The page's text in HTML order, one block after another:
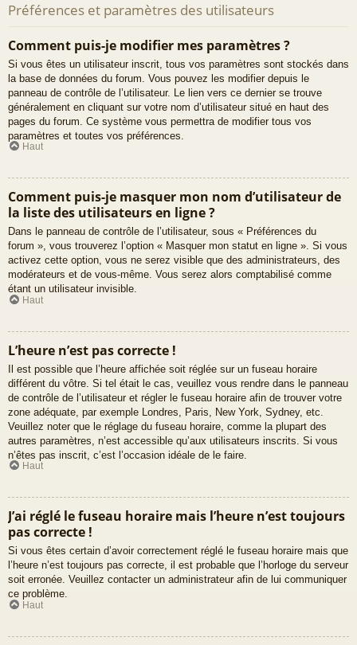
Préférences et paramètres des utilisateurs
Comment puis-je modifier mes paramètres ?
Si vous êtes un utilisateur inscrit, tous vos paramètres sont stockés dans
la base de données du forum. Vous pouvez les modifier depuis le
panneau de contrôle de l’utilisateur. Le lien vers ce dernier se trouve
généralement en cliquant sur votre nom d’utilisateur situé en haut des
pages du forum. Ce système vous permettra de modifier tous vos
paramètres et toutes vos préférences.
Haut
Comment puis-je masquer mon nom d’utilisateur de
la liste des utilisateurs en ligne ?
Dans le panneau de contrôle de l’utilisateur, sous « Préférences du
forum », vous trouverez l’option « Masquer mon statut en ligne ». Si vous
activez cette option, vous ne serez visible que des administrateurs, des
modérateurs et de vous-même. Vous serez alors comptabilisé comme
étant un utilisateur invisible.
Haut
L’heure n’est pas correcte !
Il est possible que l’heure affichée soit réglée sur un fuseau horaire
différent du vôtre. Si tel était le cas, veuillez vous rendre dans le panneau
de contrôle de l’utilisateur et régler le fuseau horaire afin de trouver votre
zone adéquate, par exemple Londres, Paris, New York, Sydney, etc.
Veuillez noter que le réglage du fuseau horaire, comme la plupart des
autres paramètres, n’est accessible qu’aux utilisateurs inscrits. Si vous
n’êtes pas inscrit, c’est l’occasion idéale de le faire.
Haut
J’ai réglé le fuseau horaire mais l’heure n’est toujours
pas correcte !
Si vous êtes certain d’avoir correctement réglé le fuseau horaire mais que
l’heure n’est toujours pas correcte, il est probable que l’horloge du serveur
soit erronée. Veuillez contacter un administrateur afin de lui communiquer
ce problème.
Haut